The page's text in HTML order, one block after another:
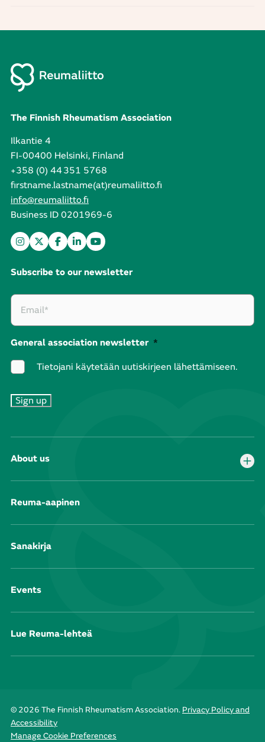
The Finnish Rheumatism Association
Ilkantie 4
FI-00400 Helsinki, Finland
+358 (0) 44 351 5768
firstname.lastname(at)reumaliitto.fi
info@reumaliitto.fi
Business ID 0201969-6
Subscribe to our newsletter
General association newsletter *
Tietojani käytetään uutiskirjeen lähettämiseen.
About us
Reuma-aapinen
Sanakirja
Events
Lue Reuma-lehteä
© 2026 The Finnish Rheumatism Association. Privacy Policy and
Accessibility
Manage Cookie Preferences